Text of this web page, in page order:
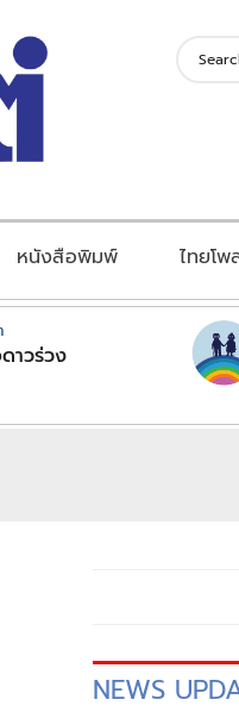
หนังสือพิมพ์ ไทยโ
าวร่วง
NEWS